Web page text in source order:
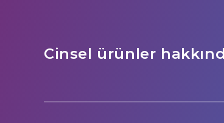
Cinsel ürünler